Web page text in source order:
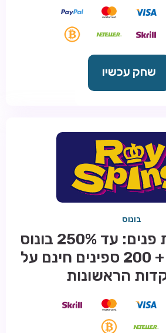
שחק עכשיו
בונוס
חבילת קבלת פנים: עד 250% בונוס
עד €2,000 + 200 ספינים חינם על
הראשונות